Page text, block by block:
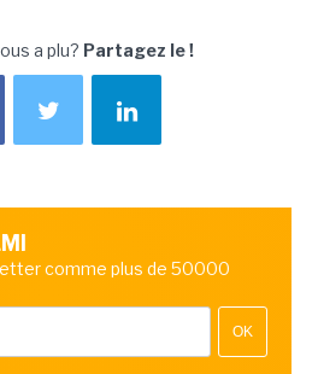
a plu? Partagez le !
comme plus de 50000
OK